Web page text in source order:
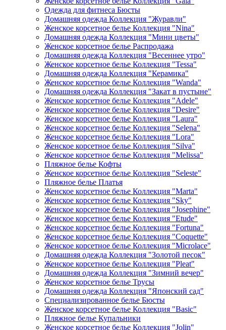
Одежда для фитнеса Бюсты
Домашняя одежда Коллекция "Журавли"
Женское корсетное белье Коллекция "Nina"
Домашняя одежда Коллекция "Мини цветы"
Женское корсетное белье Распродажа
Домашняя одежда Коллекция "Весеннее утро"
Женское корсетное белье Коллекция "Tessa"
Домашняя одежда Коллекция "Керамика"
Женское корсетное белье Коллекция "Wanda"
Домашняя одежда Коллекция "Закат в пустыне"
Женское корсетное белье Коллекция "Adele"
Женское корсетное белье Коллекция "Desire"
Женское корсетное белье Коллекция "Laura"
Женское корсетное белье Коллекция "Selena"
Женское корсетное белье Коллекция "Lora"
Женское корсетное белье Коллекция "Silva"
Женское корсетное белье Коллекция "Melissa"
Пляжное белье Кофты
Женское корсетное белье Коллекция "Seleste"
Пляжное белье Платья
Женское корсетное белье Коллекция "Marta"
Женское корсетное белье Коллекция "Sky"
Женское корсетное белье Коллекция "Josephine"
Женское корсетное белье Коллекция "Etude"
Женское корсетное белье Коллекция "Fortuna"
Женское корсетное белье Коллекция "Coquette"
Женское корсетное белье Коллекция "Microlace"
Домашняя одежда Коллекция "Золотой песок"
Женское корсетное белье Коллекция "Pleat"
Домашняя одежда Коллекция "Зимний вечер"
Женское корсетное белье Трусы
Домашняя одежда Коллекция "Японский сад"
Специализированное белье Бюсты
Женское корсетное белье Коллекция "Basic"
Пляжное белье Купальники
Женское корсетное белье Коллекция "Jolin"